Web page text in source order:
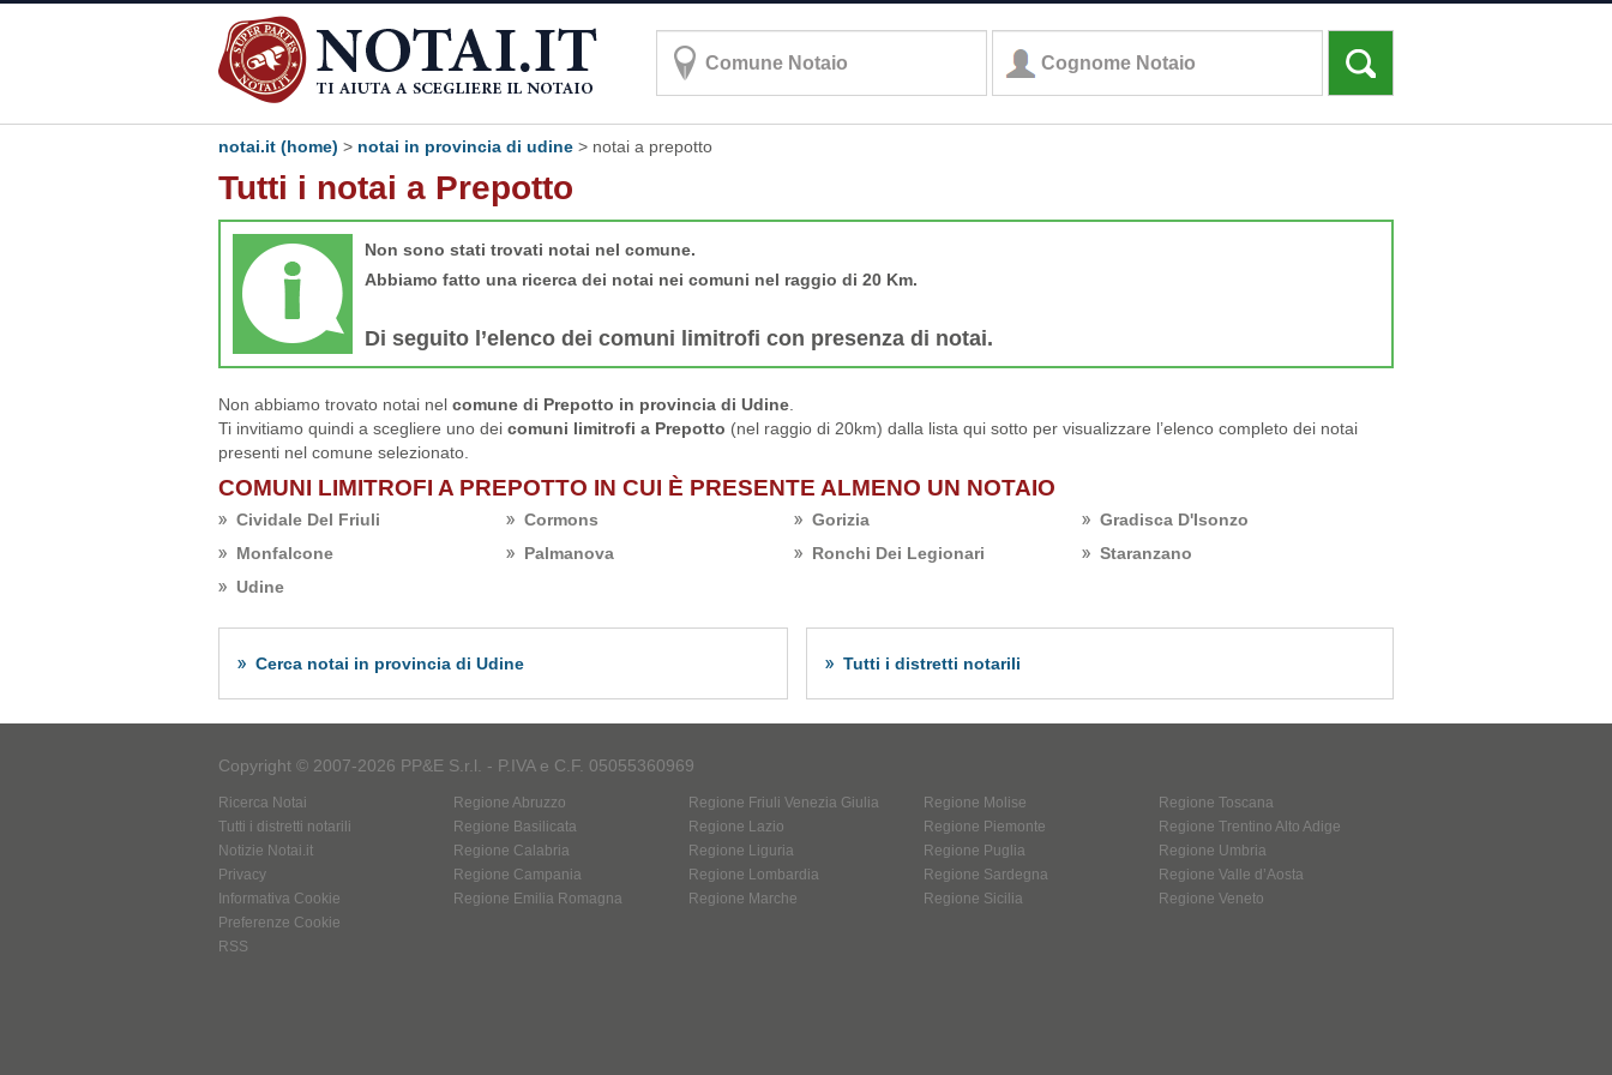
notai.it (home) > notai in provincia di udine > notai a prepotto
Tutti i notai a Prepotto
Non sono stati trovati notai nel comune.
Abbiamo fatto una ricerca dei notai nei comuni nel raggio di 20 Km.
Di seguito l’elenco dei comuni limitrofi con presenza di notai.
Non abbiamo trovato notai nel comune di Prepotto in provincia di Udine
Ti invitiamo quindi a scegliere uno dei comuni limitrofi a Prepotto (nel raggio di 20km) dalla lista qui sotto per visualizzare l’elenco completo dei notai
presenti nel comune selezionato.
COMUNI LIMITROFI A PREPOTTO IN CUI È PRESENTE ALMENO UN NOTAIO
Cividale Del Friuli Cormons Gorizia
Gradisca D'Isonzo
Monfalcone
Palmanova Ronchi Dei Legionari
Staranzano
Udine
Cerca notai in provincia di Udine Tutti i distretti notarili
Copyright © 2007-2026 PP&E S.r.l. - P.IVA e C.F. 05055360969
Ricerca Notai
Tutti i distretti notarili
Notizie Notai.it
Privacy
Informativa Cookie
Preferenze Cookie
RSS
Regione Abruzzo
Regione Basilicata
Regione Calabria
Regione Campania
Regione Emilia Romagna
Regione Friuli Venezia Giulia
Regione Lazio
Regione Liguria
Regione Lombardia
Regione Marche
Regione Molise
Regione Piemonte
Regione Puglia
Regione Sardegna
Regione Sicilia
Regione Toscana
Regione Trentino Alto Adige
Regione Umbria
Regione Valle d’Aosta
Regione Veneto